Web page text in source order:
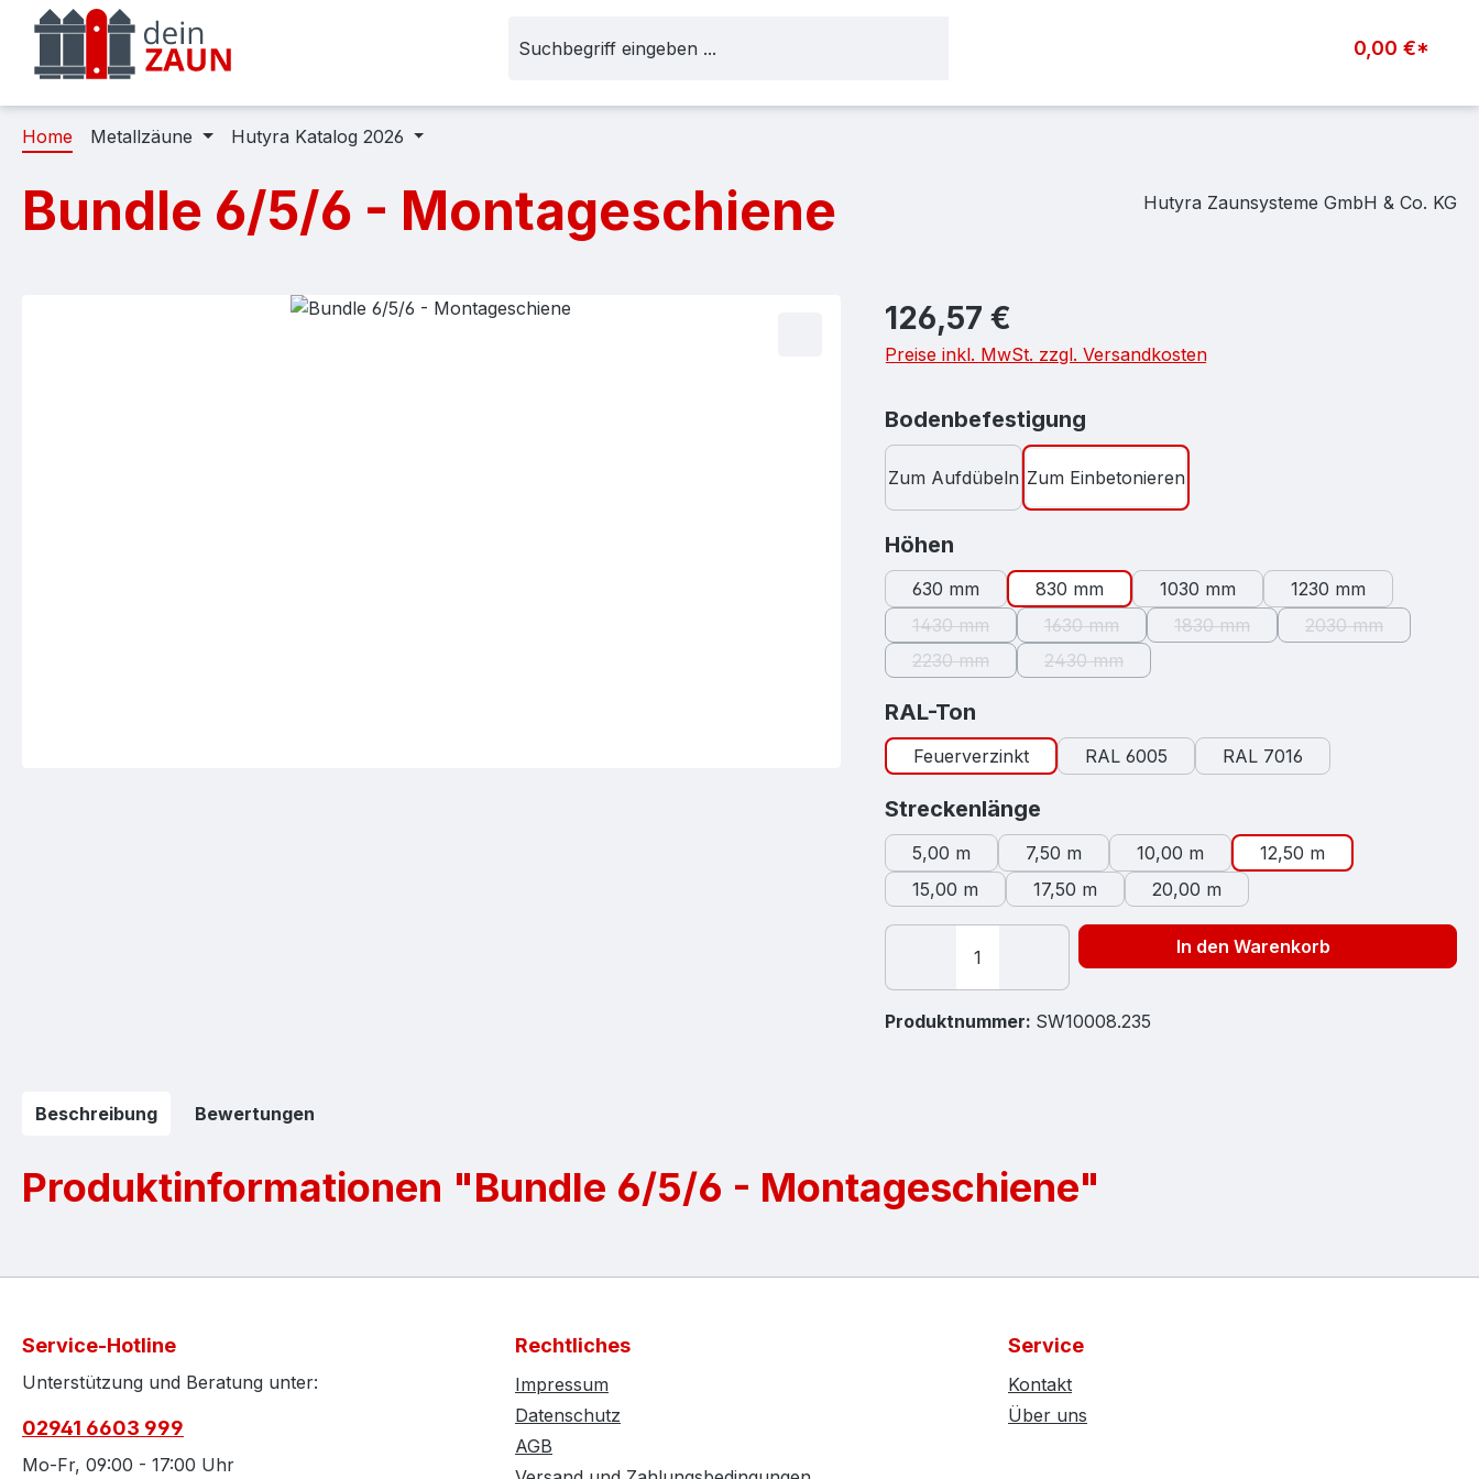
Hauptinhalt springen
Zur Suche springen
Zur Hauptnavigation springen
0,00 €*
Home Metallzäune Hutyra Katalog 2026
Bundle 6/5/6 - Montageschiene Hutyra Zaunsysteme GmbH & Co. KG
Regulärer Preis:
126,57 €
Preise inkl. MwSt. zzgl. Versandkosten
Bodenbefestigung
Zum Aufdübeln Zum Einbetonieren
Höhen
630 mm 830 mm 1030 mm
1230 mm
1430 mm
(Diese Option ist zurzeit nicht verfügbar.)
1630 mm
(Diese Option ist zurzeit nicht verfügbar.)
1830 mm
(Diese Option ist zurzeit nicht
2030 mm
(Diese Option ist
2230 mm
(Diese Option ist zurzeit nicht verfügbar.)
2430 mm
(Diese Option ist zurzeit nicht verfügbar.)
RAL-Ton
Feuerverzinkt RAL 6005 RAL 7016
Streckenlänge
5,00 m 7,50 m 10,00 m
12,50 m
15,00 m
17,50 m 20,00 m
In den Warenkorb
Produktnummer: SW10008.235
Beschreibung Bewertungen
Produktinformationen "Bundle 6/5/6 - Montageschiene"
Service-Hotline
Unterstützung und Beratung unter:
02941 6603 999
Mo-Fr, 09:00 - 17:00 Uhr
Rechtliches
Impressum
Datenschutz
AGB
Service
Kontakt
Über uns